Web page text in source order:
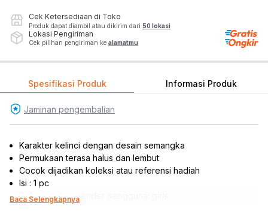
Cek Ketersediaan di Toko
Produk dapat diambil atau dikirim dari 50 lokasi
Lokasi Pengiriman
Cek pilihan pengiriman ke alamatmu
Spesifikasi Produk Informasi Produk
Jaminan pengembalian
Karakter kelinci dengan desain semangka
Permukaan terasa halus dan lembut
Cocok dijadikan koleksi atau referensi hadiah
Isi : 1 pc
Rekomendasi gender pengguna: girls
Baca Selengkapnya